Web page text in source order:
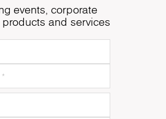
events, corporate
and services